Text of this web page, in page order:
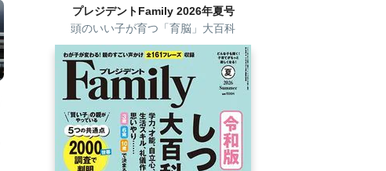
プレジデントFamily 2026年夏号
頭のいい子が育つ「育脳」大百科